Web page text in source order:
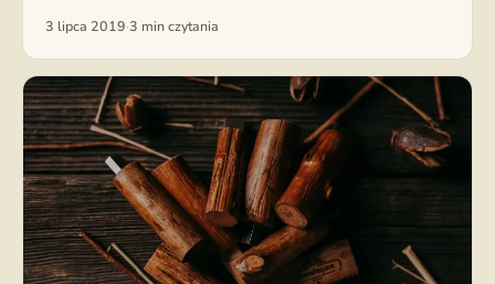
3 lipca 2019·3 min czytania